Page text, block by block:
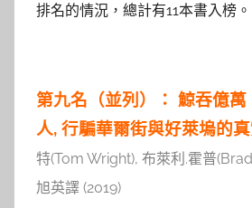
排名的情況，總計有11本書入榜。
第九名（並列）： 鯨吞億
人, 行騙華爾街與好萊塢的
特(Tom Wright), 布萊利.霍普
旭英譯 (2019)